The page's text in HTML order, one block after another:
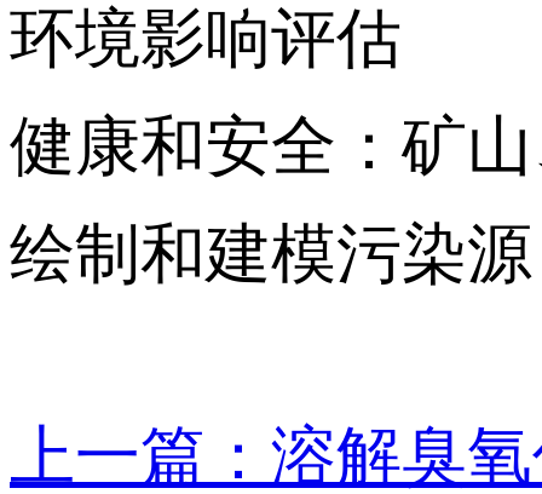
环境影响评估
健康和安全：矿
绘制和建模污染源
上一篇：溶解臭